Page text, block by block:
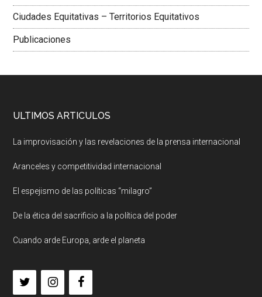
Ciudades Equitativas – Territorios Equitativos
Publicaciones
ULTIMOS ARTICULOS
La improvisación y las revelaciones de la prensa internacional
Aranceles y competitividad internacional
El espejismo de las políticas “milagro”
De la ética del sacrificio a la política del poder
Cuando arde Europa, arde el planeta